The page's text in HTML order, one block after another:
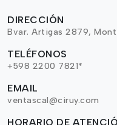
DIRECCIÓN
Bvar. Artigas 2879,
TELÉFONOS
+598 2200 7821*
EMAIL
ventascal@ciruy.com
HORARIO DE